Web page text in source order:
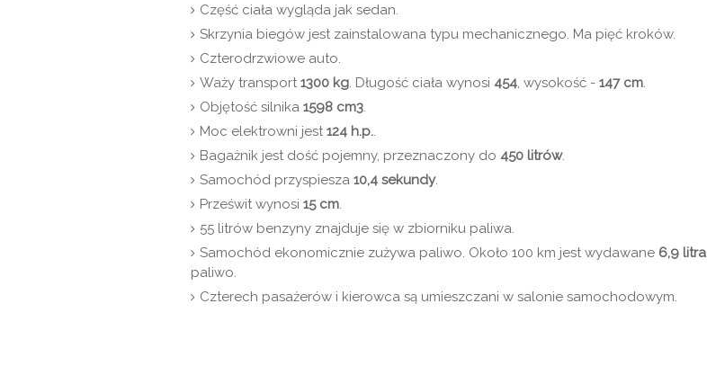
Część ciała wygląda jak sedan.
Skrzynia biegów jest zainstalowana typu mechanicznego. Ma pięć kroków.
Czterodrzwiowe auto.
Waży transport 1300 kg . Długość ciała wynosi 454 , wysokość - 147 cm
Objętość silnika 1598 cm3
Moc elektrowni jest 124 h.p.
Bagażnik jest dość pojemny, przeznaczony do 450 litrów.
Samochód przyspiesza 10,4 sekundy.
Prześwit wynosi 15 cm
55 litrów benzyny znajduje się w zbiorniku paliwa.
Samochód ekonomicznie zużywa paliwo. Około 100 km jest wydawane 6,9 litra
paliwo.
Czterech pasażerów i kierowca są umieszczani w salonie samochodowym.